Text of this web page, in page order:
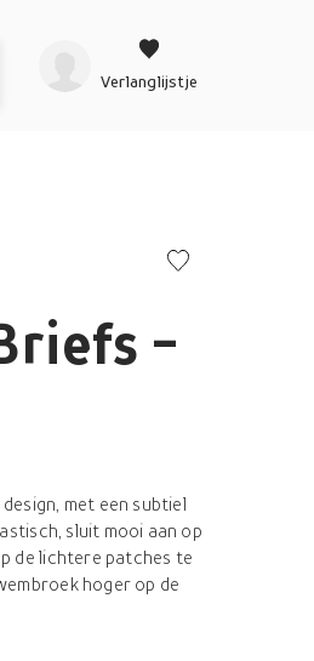
Verlanglijstje
-
met een subtiel
sluit mooi aan op
de lichtere patches te
hoger op de